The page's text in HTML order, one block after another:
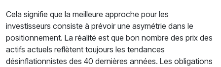
Cela signifie que la meilleure approche pour les
investisseurs consiste à prévoir une asymétrie dans le
positionnement. La réalité est que bon nombre des prix des
actifs actuels reflètent toujours les tendances
désinflationnistes des 40 dernières années. Les obligations